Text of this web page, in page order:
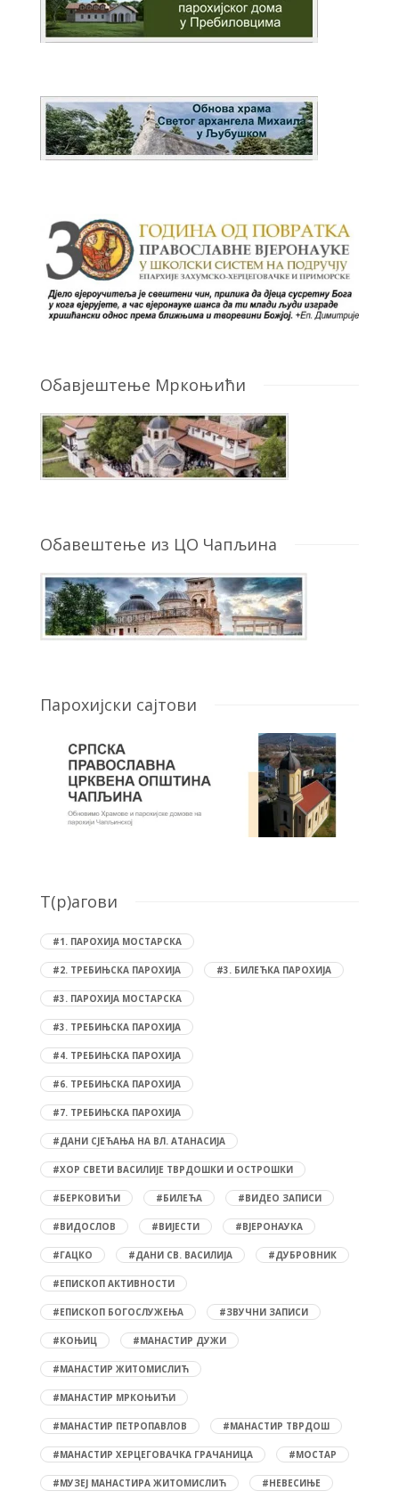
Обавјештење Мркоњићи
Обавештење из ЦО Чапљина
Парохијски сајтови
T(р)агови
#1. ПАРОХИЈА МОСТАРСКА
#2. ТРЕБИЊСКА ПАРОХИЈА #3. БИЛЕЋКА ПАРОХИЈА
#3. ПАРОХИЈА МОСТАРСКА
#3. ТРЕБИЊСКА ПАРОХИЈА
#4. ТРЕБИЊСКА ПАРОХИЈА
#6. ТРЕБИЊСКА ПАРОХИЈА
#7. ТРЕБИЊСКА ПАРОХИЈА
#ДАНИ СЈЕЋАЊА НА ВЛ. АТАНАСИЈА
#ХОР СВЕТИ ВАСИЛИЈЕ ТВРДОШКИ И ОСТРОШКИ
#БЕРКОВИЋИ #БИЛЕЋА #ВИДЕО ЗАПИСИ
#ВИДОСЛОВ #ВИЈЕСТИ #ВЈЕРОНАУКА
#ГАЦКО #ДАНИ СВ. ВАСИЛИЈА #ДУБРОВНИК
#ЕПИСКОП АКТИВНОСТИ
#ЕПИСКОП БОГОСЛУЖЕЊА #ЗВУЧНИ ЗАПИСИ
#КОЊИЦ #МАНАСТИР ДУЖИ
#МАНАСТИР ЖИТОМИСЛИЋ
#МАНАСТИР МРКОЊИЋИ
#МАНАСТИР ПЕТРОПАВЛОВ #МАНАСТИР ТВРДОШ
#МАНАСТИР ХЕРЦЕГОВАЧКА ГРАЧАНИЦА #МОСТАР
#МУЗЕЈ МАНАСТИРА ЖИТОМИСЛИЋ #НЕВЕСИЊЕ